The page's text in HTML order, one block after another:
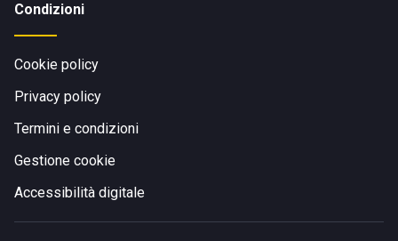
Condizioni
Cookie policy
Privacy policy
Termini e condizioni
Gestione cookie
Accessibilità digitale